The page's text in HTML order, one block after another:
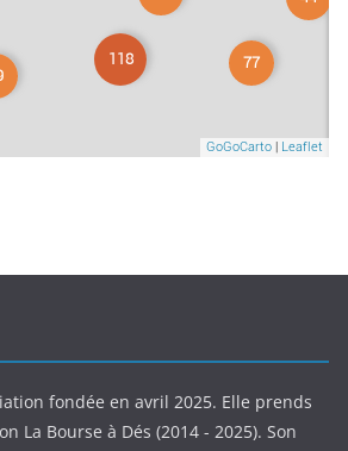
fondée en avril 2025. Elle prends
La Bourse à Dés (2014 - 2025). Son